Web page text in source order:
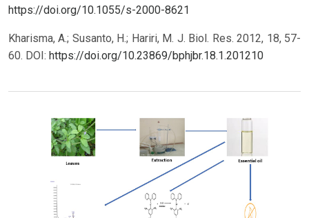
https://doi.org/10.1055/s-2000-8621
Kharisma, A.; Susanto, H.; Hariri, M. J. Biol. Res. 2012, 18, 57-
60. DOI: https://doi.org/10.23869/bphjbr.18.1.201210